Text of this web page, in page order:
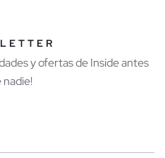
y ofertas de Inside antes
nadie!